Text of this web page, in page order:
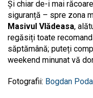
Și chiar de-i mai
siguranță – spre zona
Masivul Vlădeasa,
regăsiți toate
săptămână; puteți
weekend minunat vă
Fotografii: Bogdan